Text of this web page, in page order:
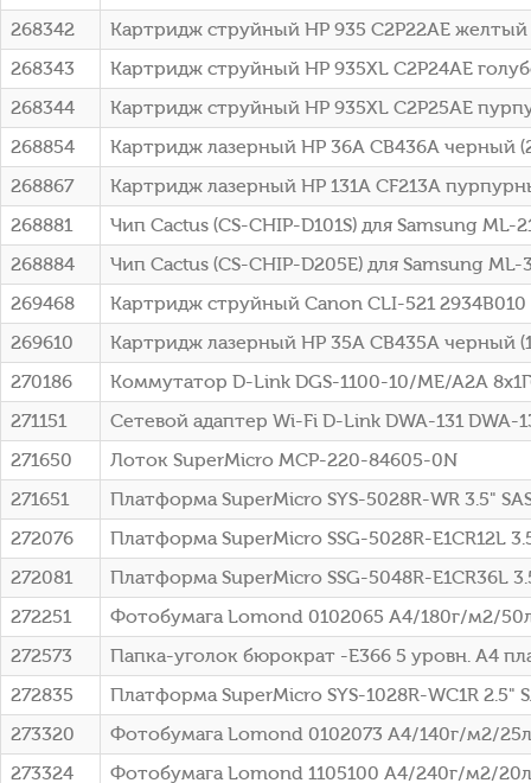
268342
Картридж струйный HP 935 C2P22AE желтый
268343
Картридж струйный HP 935XL C2P24AE
268344
Картридж струйный HP 935XL C2P25AE
268854
Картридж лазерный HP 36A CB436A черный
268867
Картридж лазерный HP 131A CF213A
268881
Чип Cactus (CS-CHIP-D101S) для Samsung
268884
Чип Cactus (CS-CHIP-D205E) для Samsung ML-
269468
Картридж струйный Canon CLI-521
269610
Картридж лазерный HP 35A CB435A черный
270186
Коммутатор D-Link DGS-1100-10/ME/A2A
271151
Сетевой адаптер Wi-Fi D-Link DWA-131 DWA-
271650
Лоток SuperMicro MCP-220-84605-0N
271651
Платформа SuperMicro SYS-5028R-WR 3.5"
272076
Платформа SuperMicro SSG-5028R-E1CR12L
272081
Платформа SuperMicro SSG-5048R-E1CR36L
272251
Фотобумага Lomond 0102065 A4/180г/м2/
272573
Папка-уголок бюрократ -E366 5 уровн. A4
272835
Платформа SuperMicro SYS-1028R-WC1R 2.5"
273320
Фотобумага Lomond 0102073 A4/140г/м2/
273324
Фотобумага Lomond 1105100 A4/240г/м2/